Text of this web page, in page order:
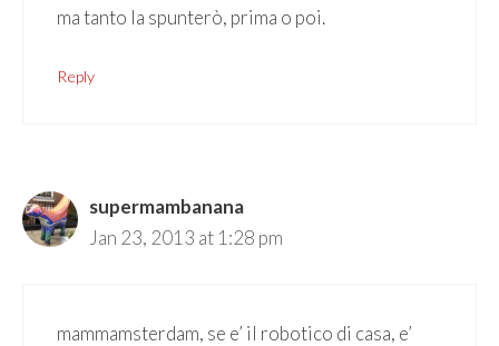
ma tanto la spunterò, prima o poi.
Reply
supermambanana
Jan 23, 2013 at 1:28 pm
mammamsterdam, se e’ il robotico di casa, e’